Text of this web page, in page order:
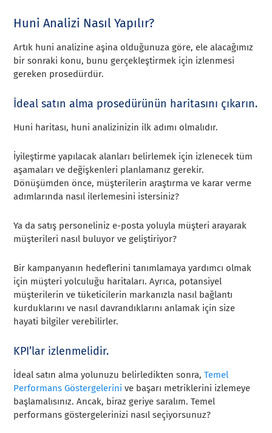
Huni Analizi Nasıl Yapılır?
Artık huni analizine aşina olduğunuza göre, ele alacağımız
bir sonraki konu, bunu gerçekleştirmek için izlenmesi
gereken prosedürdür.
İdeal satın alma prosedürünün haritasını çıkarın.
Huni haritası, huni analizinizin ilk adımı olmalıdır.
İyileştirme yapılacak alanları belirlemek için izlenecek tüm
aşamaları ve değişkenleri planlamanız gerekir.
Dönüşümden önce, müşterilerin araştırma ve karar verme
adımlarında nasıl ilerlemesini istersiniz?
Ya da satış personeliniz e-posta yoluyla müşteri arayarak
müşterileri nasıl buluyor ve geliştiriyor?
Bir kampanyanın hedeflerini tanımlamaya yardımcı olmak
için müşteri yolculuğu haritaları. Ayrıca, potansiyel
müşterilerin ve tüketicilerin markanızla nasıl bağlantı
kurduklarını ve nasıl davrandıklarını anlamak için size
hayati bilgiler verebilirler.
KPI’lar izlenmelidir.
İdeal satın alma yolunuzu belirledikten sonra, Temel
Performans Göstergelerini ve başarı metriklerini izlemeye
başlamalısınız. Ancak, biraz geriye saralım. Temel
performans göstergelerinizi nasıl seçiyorsunuz?